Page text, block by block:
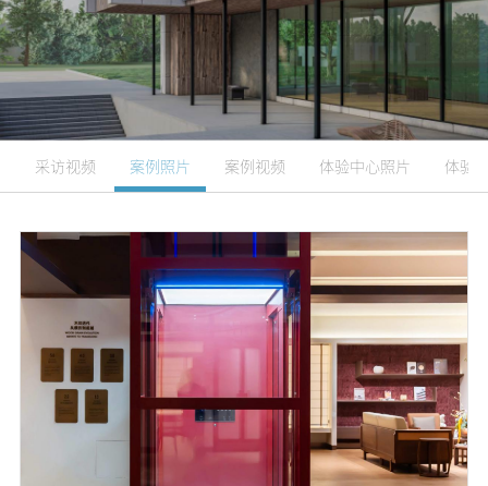
采访视频 案例照片 案例视频 体验中心照片 体验